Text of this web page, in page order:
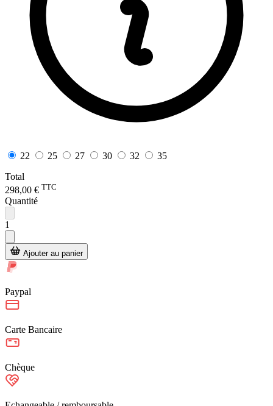
22 25 27 30 32
35
Total
298,00 € TTC
Quantité
1
Ajouter au panier
Paypal
Carte Bancaire
Chèque